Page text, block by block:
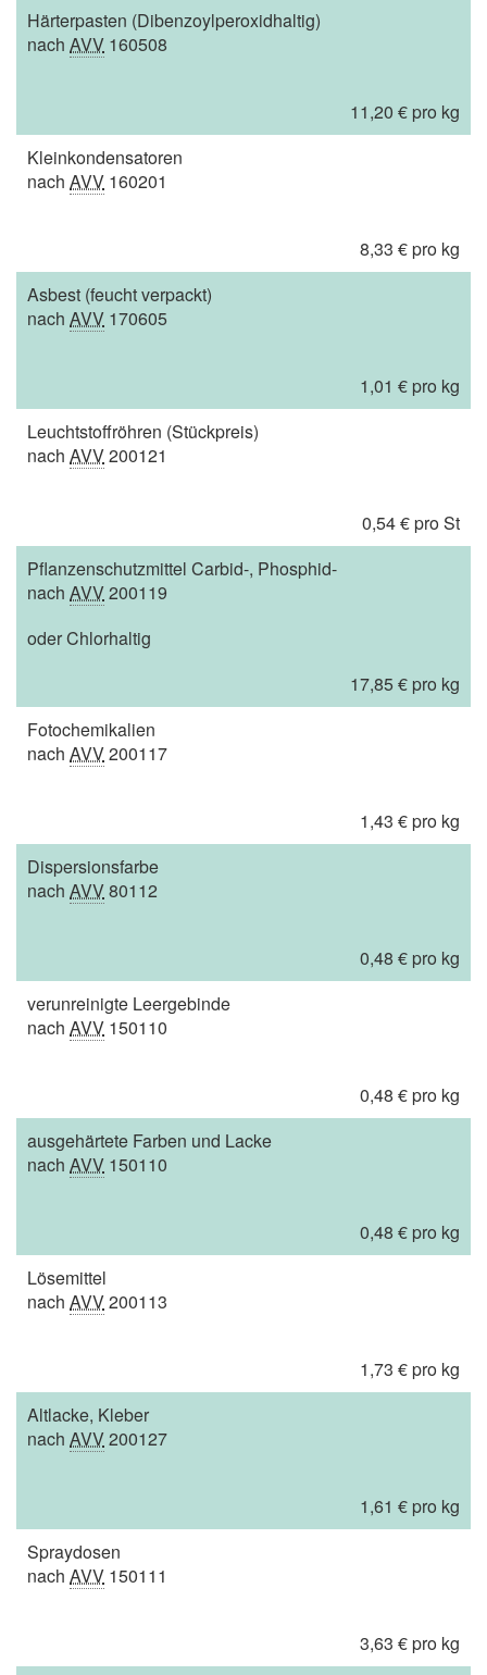
Härterpasten (Dibenzoylperoxidhaltig)
nach AVV 160508
11,20 € pro kg
Kleinkondensatoren
nach AVV 160201
8,33 € pro kg
Asbest (feucht verpackt)
nach AVV 170605
1,01 € pro kg
Leuchtstoffröhren (Stückpreis)
nach AVV200121
0,54 € pro St
Pflanzenschutzmittel Carbid-, Phosphid-
nach AVV200119
oder Chlorhaltig
17,85 € pro kg
Fotochemikalien
nach AVV200117
1,43 € pro kg
Dispersionsfarbe
nach AVV80112
0,48 € pro kg
verunreinigte Leergebinde
nach AVV 150110
0,48 € pro kg
ausgehärtete Farben und Lacke
nach AVV 150110
0,48 € pro kg
Lösemittel
nach AVV200113
1,73 € pro kg
Altlacke, Kleber
nach AVV200127
1,61 € pro kg
Spraydosen
nach AVV 150111
3,63 € pro kg